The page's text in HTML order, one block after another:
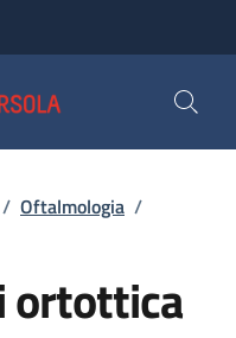
/ Oftalmologia /
ortottica